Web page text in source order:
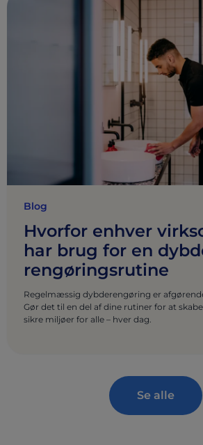
Blog
Hvorfor enhver
har brug for en
rengøringsrutine
Regelmæssig dybderengøring er
Gør det til en del af dine rutiner for at
sikre miljøer for alle – hver dag.
Se alle